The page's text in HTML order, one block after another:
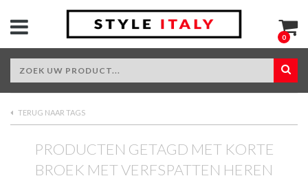
0
TERUG NAAR TAGS
PRODUCTEN GETAGD MET KORTE
BROEK MET VERFSPATTEN HEREN